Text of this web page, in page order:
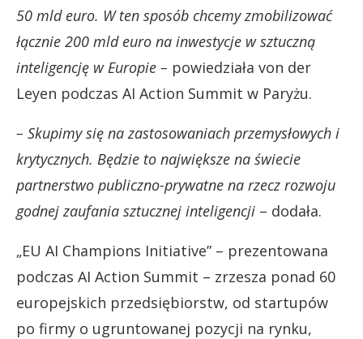
50 mld euro. W ten sposób chcemy zmobilizować
łącznie 200 mld euro na inwestycje w sztuczną
inteligencję w Europie – powiedziała von der
Leyen podczas AI Action Summit w Paryżu.
– Skupimy się na zastosowaniach przemysłowych i
krytycznych. Będzie to największe na świecie
partnerstwo publiczno-prywatne na rzecz rozwoju
godnej zaufania sztucznej inteligencji – dodała.
„EU AI Champions Initiative” – prezentowana
podczas AI Action Summit – zrzesza ponad 60
europejskich przedsiębiorstw, od startupów
po firmy o ugruntowanej pozycji na rynku,